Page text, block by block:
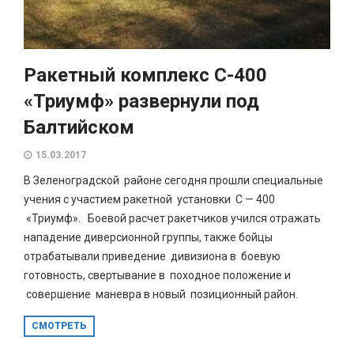
Ракетный комплекс С-400
«Триумф» развернули под
Балтийском
15.03.2017
В Зеленоградской районе сегодня прошли специальные
учения с участием ракетной установки С — 400
«Триумф». Боевой расчет ракетчиков учился отражать
нападение диверсионной группы, также бойцы
отрабатывали приведение дивизиона в боевую
готовность, свертывание в походное положение и
совершение маневра в новый позиционный район.
СМОТРЕТЬ